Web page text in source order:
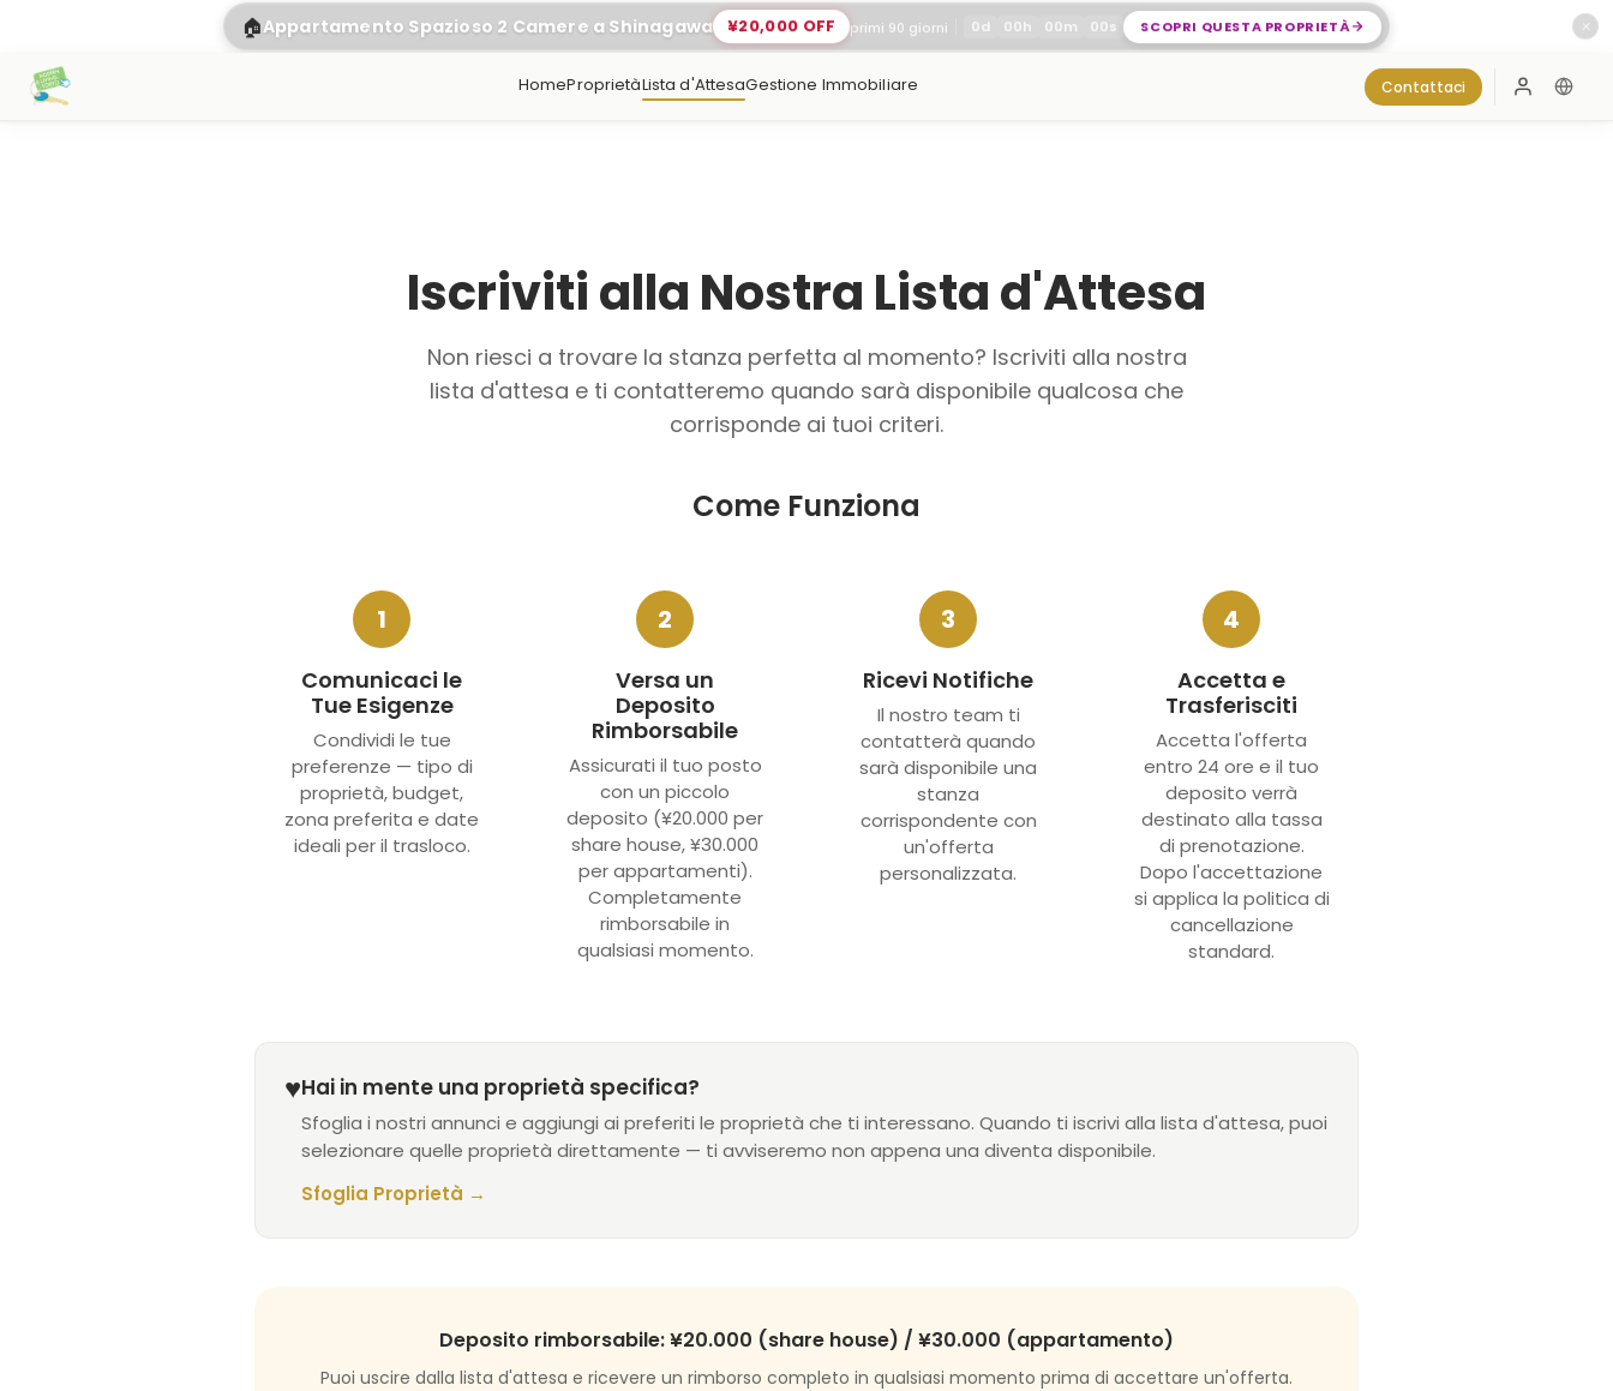
🏠Appartamento Spazioso 2 Camere a Shinagawa ¥20,000 OFF primi 90 giorni 0d 00h 00m 00s SCOPRI QUESTA PROPRIETÀ ✕
HomeProprietàLista d'AttesaGestione Immobiliare Contattaci Accedi
Iscriviti alla Nostra Lista d'Attesa
Non riesci a trovare la stanza perfetta al momento? Iscriviti alla nostra
lista d'attesa e ti contatteremo quando sarà disponibile qualcosa che
corrisponde ai tuoi criteri.
Come Funziona
1
Comunicaci le
Tue Esigenze
Condividi le tue
preferenze — tipo di
proprietà, budget,
zona preferita e date
ideali per il trasloco.
2
Versa un
Deposito
Rimborsabile
Assicurati il tuo posto
con un piccolo
deposito (¥20.000 per
share house, ¥30.000
per appartamenti).
Completamente
rimborsabile in
qualsiasi momento.
3
Ricevi Notifiche
Il nostro team ti
contatterà quando
sarà disponibile una
stanza
corrispondente con
un'offerta
personalizzata.
4
Accetta e
Trasferisciti
Accetta l'offerta
entro 24 ore e il tuo
deposito verrà
destinato alla tassa
di prenotazione.
Dopo l'accettazione
si applica la politica di
cancellazione
standard.
♥Hai in mente una proprietà specifica?
Sfoglia i nostri annunci e aggiungi ai preferiti le proprietà che ti interessano. Quando ti iscrivi alla lista d'attesa, puoi
selezionare quelle proprietà direttamente — ti avviseremo non appena una diventa disponibile.
Sfoglia Proprietà →
Deposito rimborsabile: ¥20.000 (share house) / ¥30.000 (appartamento)
Puoi uscire dalla lista d'attesa e ricevere un rimborso completo in qualsiasi momento prima di accettare un'offerta.